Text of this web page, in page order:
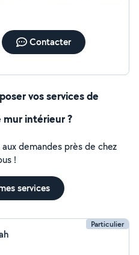
de devis jusqu'à la
nous visite sur notre
savoir plus !
Contacter
vos services de
intérieur ?
demandes près de chez
!
services
Particulier